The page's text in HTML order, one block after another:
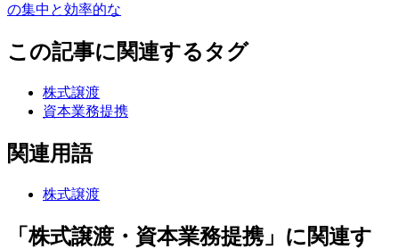
の集中と効率的な
この記事に関連するタグ
株式譲渡
資本業務提携
関連用語
株式譲渡
「株式譲渡・資本業務提携」に関連す